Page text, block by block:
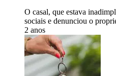
O casal, que estava
sociais e denunciou o
2 anos